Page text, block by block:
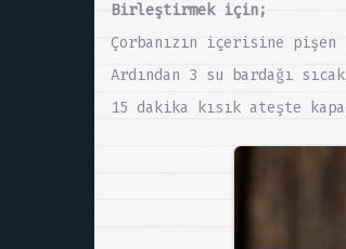
Birleştirmek için;
Çorbanızın içerisine
Ardından 3 su bardağı
15 dakika kısık ateşte